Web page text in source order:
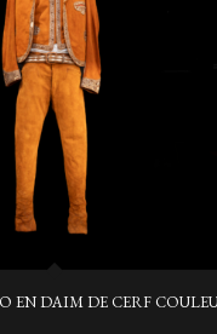
EN DAIM DE CERF